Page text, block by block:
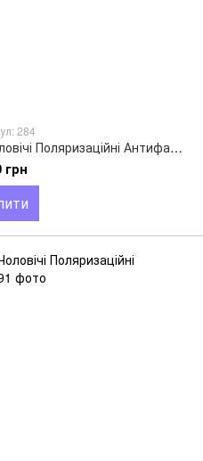
284
Сонцезахисні окуляри M&J Чоловічі Поляризаційні Антифара чорний (284)
грн